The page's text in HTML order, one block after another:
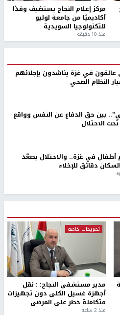
مركز إعلام النجاح يستضيف وفدًا
أكاديميًا من جامعة لوليو
للتكنولوجيا السويدية
منذ 10 دقيقة
في غزة يناشدون بإجلائهم
النظام الصحي
بين حق الدفاع عن النفس وواقع
الاحتلال
في غزة.. والاحتلال يصعّد
دقائق للإخلاء
تصريحات خاصة
مدير مستشفى النجاح: : نقل
أجهزة غسيل الكلى دون تجهيزات
متكاملة خطر على المرضى
منذ 2 ساعة